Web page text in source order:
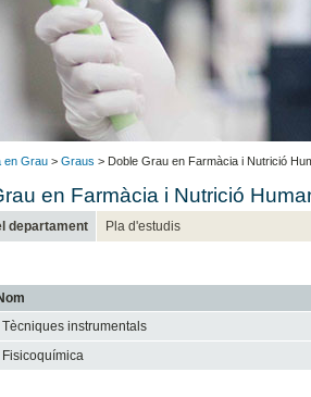
en Grau > Graus > Doble Grau en Farmàcia i Nutrició
en Farmàcia i Nutrició
departament Pla d'estudis
Tècniques instrumentals
Fisicoquímica